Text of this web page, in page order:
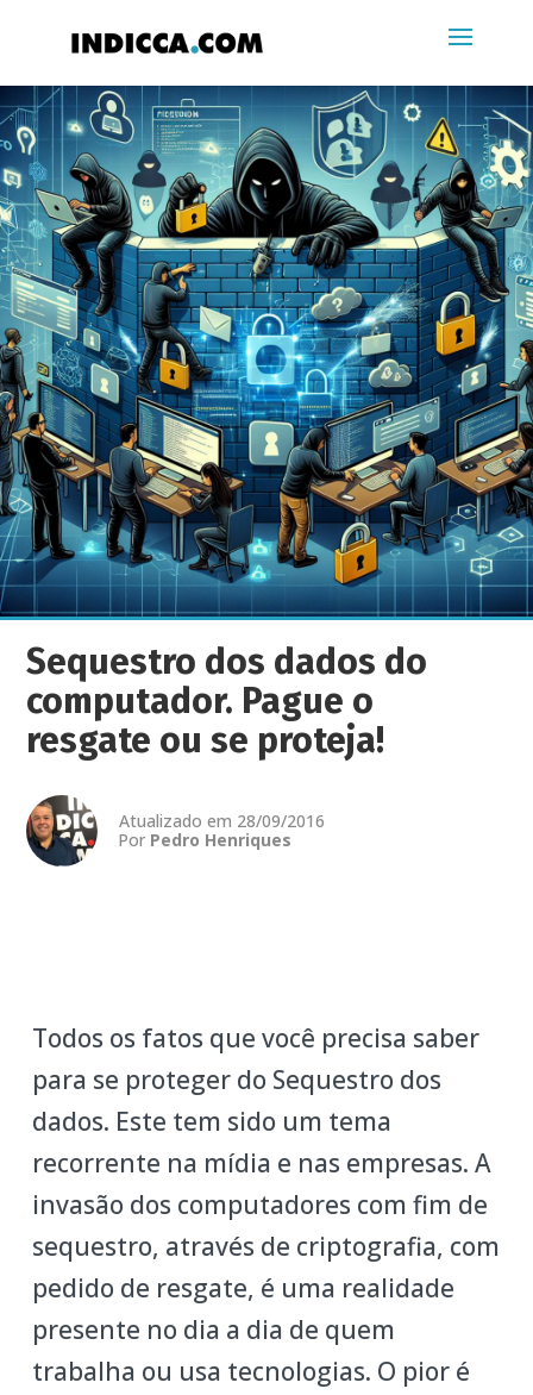
Sequestro dos dados do
computador. Pague o
resgate ou se proteja!
Atualizado em 28/09/2016
Por Pedro Henriques
Todos os fatos que você precisa saber
para se proteger do Sequestro dos
dados. Este tem sido um tema
recorrente na mídia e nas empresas. A
invasão dos computadores com fim de
sequestro, através de criptografia, com
pedido de resgate, é uma realidade
presente no dia a dia de quem
trabalha ou usa tecnologias. O pior é